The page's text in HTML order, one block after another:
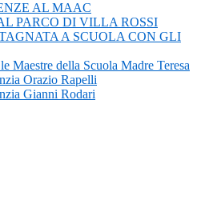
AL MAAC
PARCO DI VILLA ROSSI
A SCUOLA CON GLI
Maestre della Scuola Madre Teresa
Orazio Rapelli
Gianni Rodari